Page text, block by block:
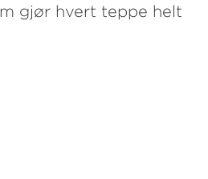
gjør hvert teppe helt